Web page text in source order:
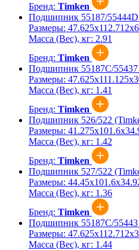
Бренд: Timken
Подшипник 55187/
Размеры:
Масса (Вес), кг: 2.91
Бренд: Timken
Подшипник 55187C/55437
Размеры:
Масса (Вес), кг: 1.41
Бренд: Timken
Подшипник 526/522
Размеры:
Масса (Вес), кг: 1.42
Бренд: Timken
Подшипник 527/522
Размеры:
Масса (Вес), кг: 1.36
Бренд: Timken
Подшипник 55187C/55443
Размеры:
Масса (Вес), кг: 1.44